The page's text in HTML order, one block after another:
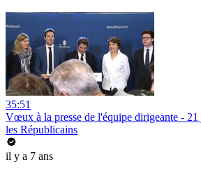
35:51
Vœux à la presse de l'équipe dirigeante -
les Républicains
il y a 7 ans